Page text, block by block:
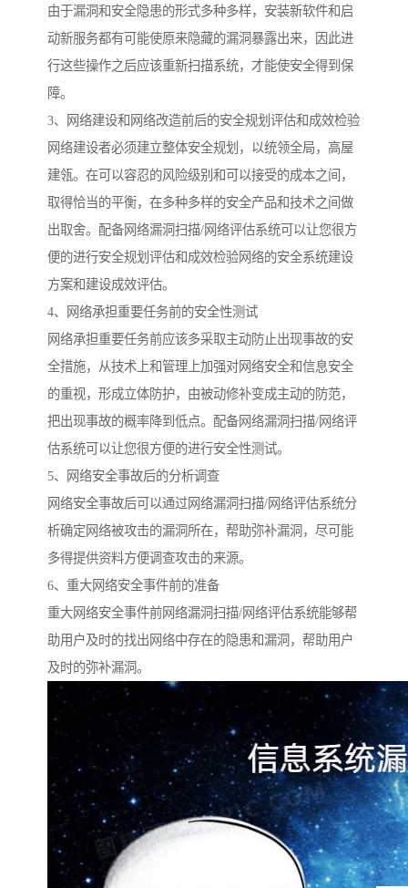
由于漏洞和安全隐患的形式多种多样，安装新软件和启
动新服务都有可能使原来隐藏的漏洞暴露出来，因此进
行这些操作之后应该重新扫描系统，才能使安全得到保
障。
3、网络建设和网络改造前后的安全规划评估和成效检验
网络建设者必须建立整体安全规划，以统领全局，高屋
建瓴。在可以容忍的风险级别和可以接受的成本之间，
取得恰当的平衡，在多种多样的安全产品和技术之间做
出取舍。配备网络漏洞扫描/网络评估系统可以让您很方
便的进行安全规划评估和成效检验网络的安全系统建设
方案和建设成效评估。
4、网络承担重要任务前的安全性测试
网络承担重要任务前应该多采取主动防止出现事故的安
全措施，从技术上和管理上加强对网络安全和信息安全
的重视，形成立体防护，由被动修补变成主动的防范，
把出现事故的概率降到低点。配备网络漏洞扫描/网络评
估系统可以让您很方便的进行安全性测试。
5、网络安全事故后的分析调查
网络安全事故后可以通过网络漏洞扫描/网络评估系统分
析确定网络被攻击的漏洞所在，帮助弥补漏洞，尽可能
多得提供资料方便调查攻击的来源。
6、重大网络安全事件前的准备
重大网络安全事件前网络漏洞扫描/网络评估系统能够帮
助用户及时的找出网络中存在的隐患和漏洞，帮助用户
及时的弥补漏洞。